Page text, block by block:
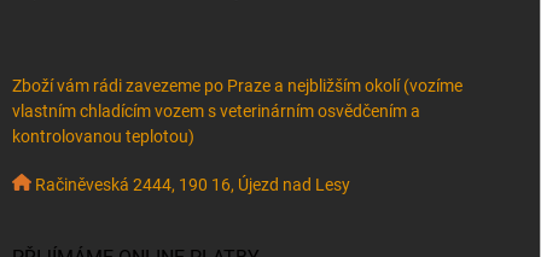
Zboží vám rádi zavezeme po Praze a nejbližším okolí (vozíme
vlastním chladícím vozem s veterinárním osvědčením a
kontrolovanou teplotou)
Račiněveská 2444, 190 16, Újezd nad Lesy